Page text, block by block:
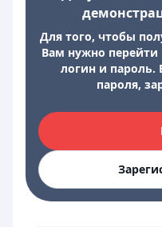
Для того, чтобы
Вам нужно перейти
логин и пароль.
пароля,